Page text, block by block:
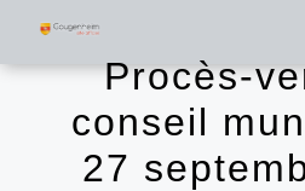
Procès-
conseil
27